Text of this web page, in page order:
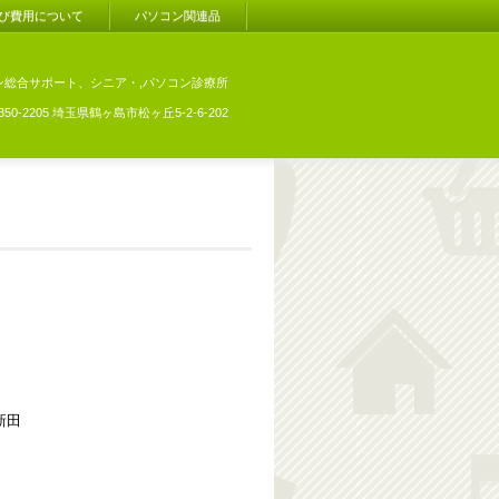
合サポート、シニア・,パソコン診療所
2205 埼玉県鶴ヶ島市松ヶ丘5-2-6-202
費用について パソコン関連品
田